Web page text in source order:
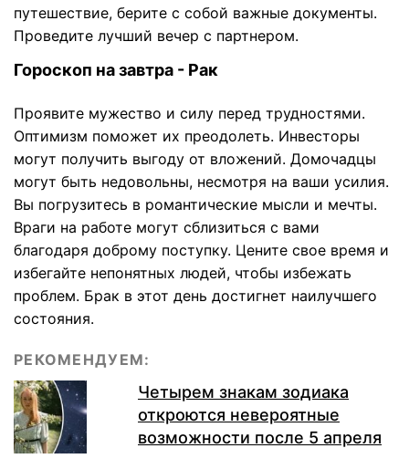
путешествие, берите с собой важные документы.
Проведите лучший вечер с партнером.
Гороскоп на завтра - Рак
Проявите мужество и силу перед трудностями.
Оптимизм поможет их преодолеть. Инвесторы
могут получить выгоду от вложений. Домочадцы
могут быть недовольны, несмотря на ваши усилия.
Вы погрузитесь в романтические мысли и мечты.
Враги на работе могут сблизиться с вами
благодаря доброму поступку. Цените свое время и
избегайте непонятных людей, чтобы избежать
проблем. Брак в этот день достигнет наилучшего
состояния.
РЕКОМЕНДУЕМ:
Четырем знакам зодиака
откроются невероятные
возможности после 5 апреля